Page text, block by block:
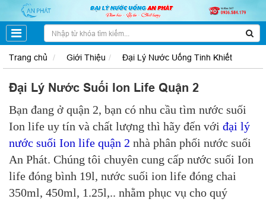
Trang chủ Giới Thiệu Đại Lý Nước Uống Tinh Khiết
Đại Lý Nước Suối Ion Life Quận 2
Bạn đang ở quận 2, bạn có nhu cầu tìm nước suối
Ion life uy tín và chất lượng thì hãy đến với đại lý
nước suối Ion life quận 2 nhà phân phối nước suối
An Phát. Chúng tôi chuyên cung cấp nước suối Ion
life đóng bình 19l, nước suối ion life đóng chai
350ml, 450ml, 1.25l,.. nhằm phục vụ cho quý